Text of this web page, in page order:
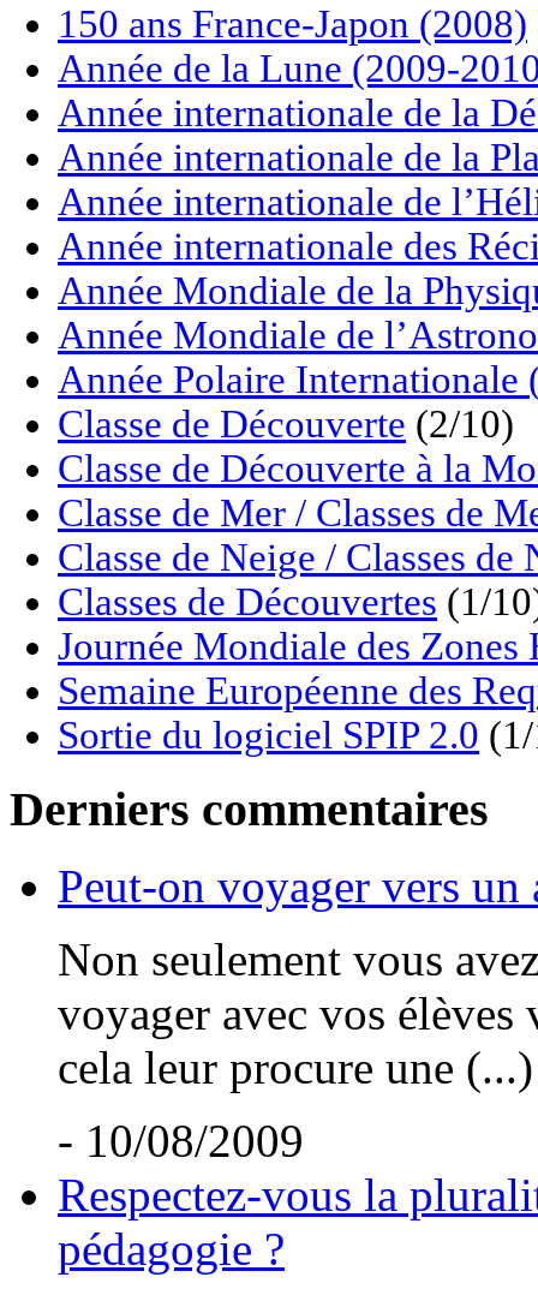
150 ans France-Japon (2008)
Année de la Lune (2009-
Année internationale de la
Année internationale de la
Année internationale de
Année internationale des
Année Mondiale de la
Année Mondiale de
Année Polaire Internationale
Classe de Découverte (2/10)
Classe de Découverte à la
Classe de Mer / Classes de
Classe de Neige / Classes de
Classes de Découvertes (1/
Journée Mondiale des
Semaine Européenne des
Sortie du logiciel SPIP 2.0
Derniers commentaires
Peut-on voyager vers un
Non seulement vous
voyager avec vos élèves
cela leur procure une (...)
- 10/08/2009
Respectez-vous la
pédagogie ?